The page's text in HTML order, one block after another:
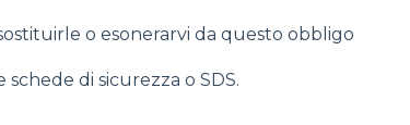
o esonerarvi da questo obbligo
di sicurezza o SDS.